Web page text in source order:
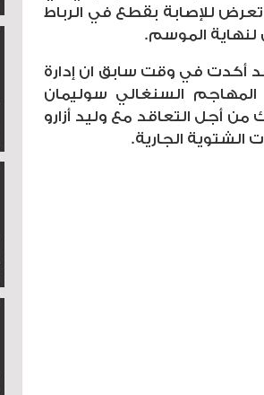
للإصابة بقطع في الرباط
لنهاية الموسم.
أكدت في وقت سابق ان إدارة
السنغالي سوليمان
من أجل التعاقد مع وليد أزارو
الشتوية الجارية.